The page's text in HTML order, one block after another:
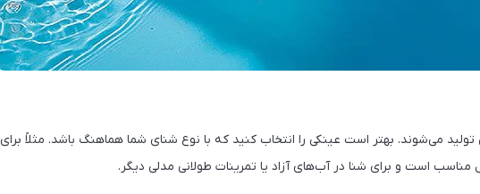
می‌شوند. بهتر است عینکی را انتخاب کنید که با نوع شنای شما هماهنگ باشد. مثلاً برای
است و برای شنا در آب‌های آزاد یا تمرینات طولانی مدلی دیگر.